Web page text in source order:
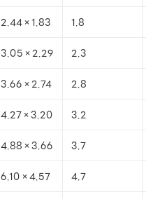
2.44×1.83 1.8
3.05×2.29 2.3
3.66×2.74 2.8
4.27×3.20 3.2
4.88×3.66 3.7
6.10×4.57 4.7